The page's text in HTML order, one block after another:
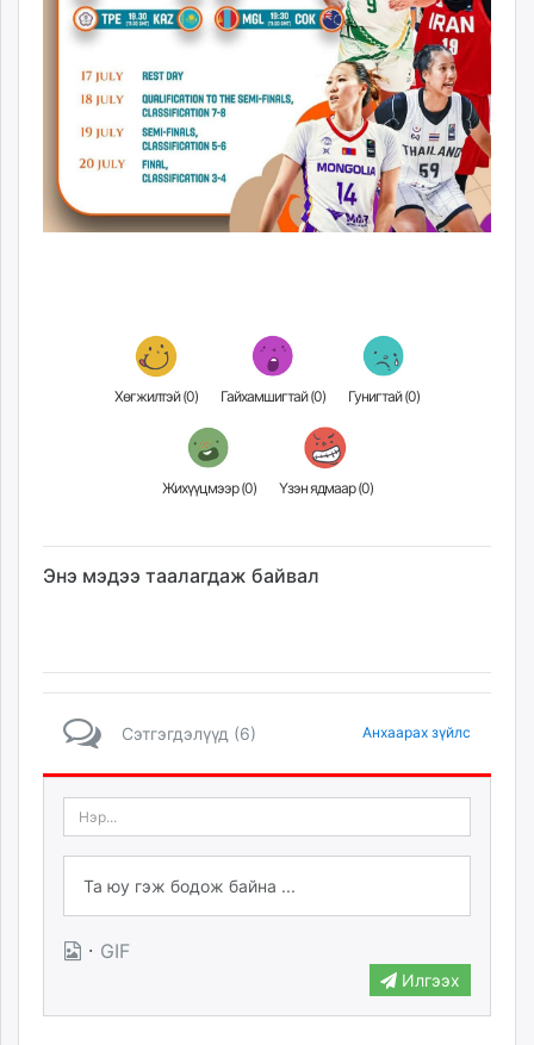
Хөгжилтэй (0) Гайхамшигтай (0) Гунигтай (0)
Жихүүцмээр (0) Үзэн ядмаар (0)
Энэ мэдээ таалагдаж байвал
Сэтгэгдэлүүд (6) Анхаарах зүйлс
· GIF
Илгээх